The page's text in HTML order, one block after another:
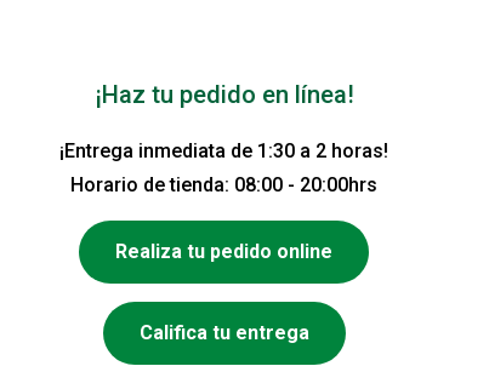
¡Haz tu pedido en línea!
¡Entrega inmediata de 1:30 a 2 horas!
Horario de tienda: 08:00 - 20:00hrs
Realiza tu pedido online
Califica tu entrega